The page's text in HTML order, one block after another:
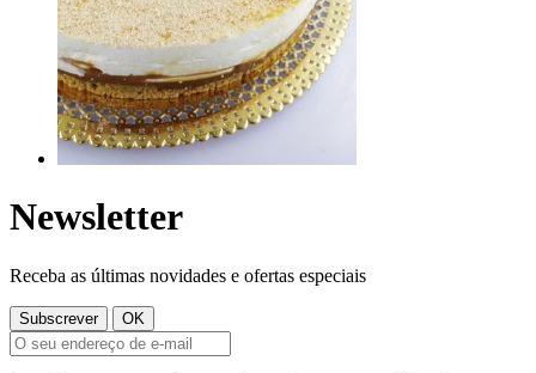
Newsletter
Receba as últimas novidades e ofertas especiais